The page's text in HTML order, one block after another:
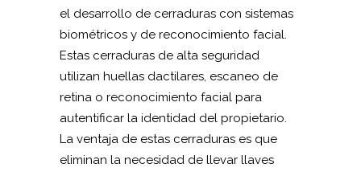
el desarrollo de cerraduras con sistemas
biométricos y de reconocimiento facial.
Estas cerraduras de alta seguridad
utilizan huellas dactilares, escaneo de
retina o reconocimiento facial para
autentificar la identidad del propietario.
La ventaja de estas cerraduras es que
eliminan la necesidad de llevar llaves